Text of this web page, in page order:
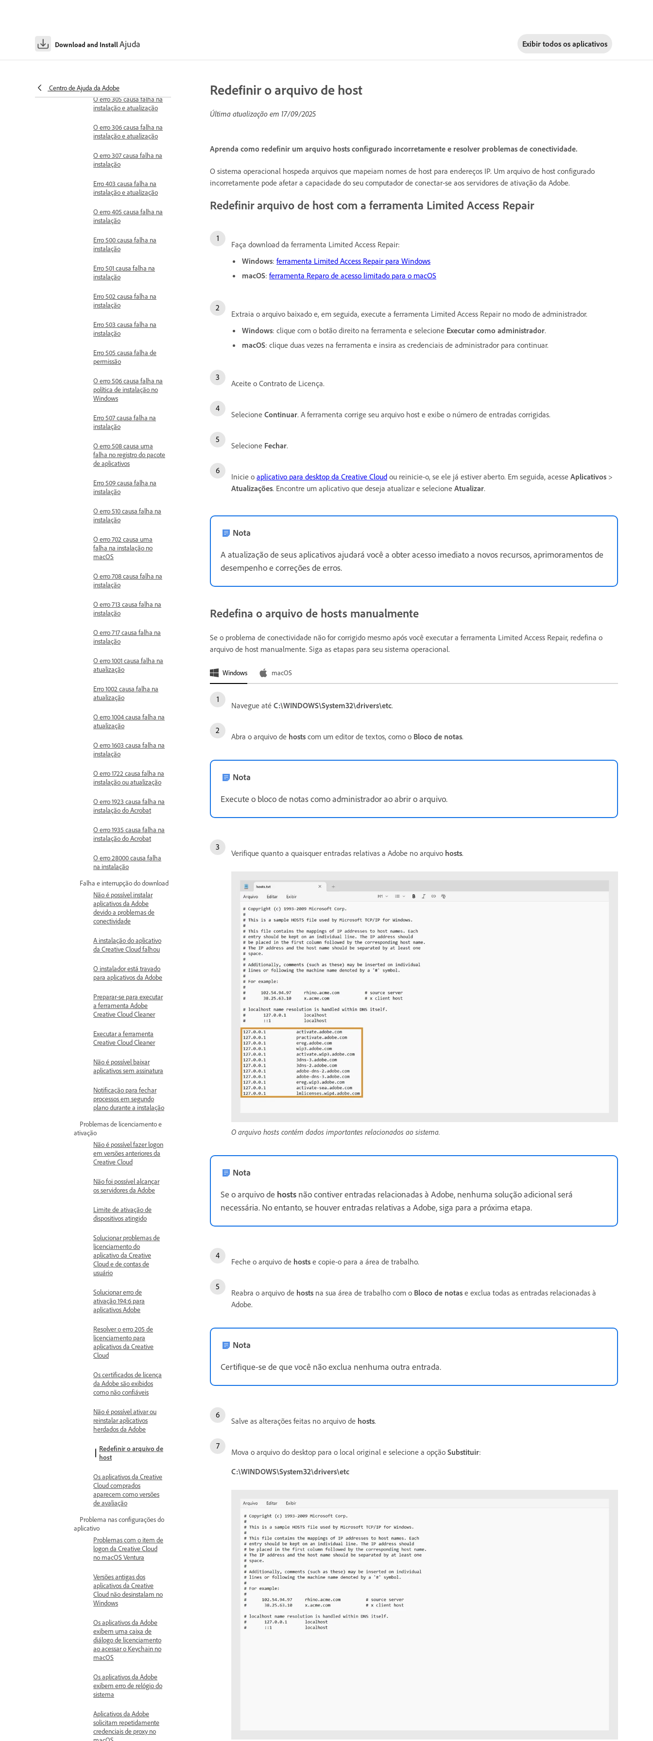
Download and InstallAjuda Exibir todos os aplicativos
Centro de Ajuda da Adobe
O erro 303 causa falha na
O erro 305 causa falha na
instalação e atualização
O erro 306 causa falha na
instalação e atualização
O erro 307 causa falha na
instalação
Erro 403 causa falha na
instalação e atualização
O erro 405 causa falha na
instalação
Erro 500 causa falha na
instalação
Erro 501 causa falha na
instalação
Erro 502 causa falha na
instalação
Erro 503 causa falha na
instalação
Erro 505 causa falha de
permissão
O erro 506 causa falha na
política de instalação no
Windows
Erro 507 causa falha na
instalação
O erro 508 causa uma
falha no registro do pacote
de aplicativos
Erro 509 causa falha na
instalação
O erro 510 causa falha na
instalação
O erro 702 causa uma
falha na instalação no
macOS
O erro 708 causa falha na
instalação
O erro 713 causa falha na
instalação
O erro 717 causa falha na
instalação
O erro 1001 causa falha na
atualização
Erro 1002 causa falha na
atualização
O erro 1004 causa falha na
atualização
O erro 1603 causa falha na
instalação
O erro 1722 causa falha na
instalação ou atualização
O erro 1923 causa falha na
instalação do Acrobat
O erro 1935 causa falha na
instalação do Acrobat
O erro 28000 causa falha
na instalação
Falha e interrupção do download
Não é possível instalar
aplicativos da Adobe
devido a problemas de
conectividade
A instalação do aplicativo
da Creative Cloud falhou
O instalador está travado
para aplicativos da Adobe
Preparar-se para executar
a ferramenta Adobe
Creative Cloud Cleaner
Executar a ferramenta
Creative Cloud Cleaner
Não é possível baixar
aplicativos sem assinatura
Notificação para fechar
processos em segundo
plano durante a instalação
Problemas de licenciamento e
ativação
Não é possível fazer logon
em versões anteriores da
Creative Cloud
Não foi possível alcançar
os servidores da Adobe
Limite de ativação de
dispositivos atingido
Solucionar problemas de
licenciamento do
aplicativo da Creative
Cloud e de contas de
usuário
Solucionar erro de
ativação 194:6 para
aplicativos Adobe
Resolver o erro 205 de
licenciamento para
aplicativos da Creative
Cloud
Os certificados de licença
da Adobe são exibidos
como não confiáveis
Não é possível ativar ou
reinstalar aplicativos
herdados da Adobe
Redefinir o arquivo de
host
Os aplicativos da Creative
Cloud comprados
aparecem como versões
de avaliação
Problema nas configurações do
aplicativo
Problemas com o item de
logon da Creative Cloud
no macOS Ventura
Versões antigas dos
aplicativos da Creative
Cloud não desinstalam no
Windows
Os aplicativos da Adobe
exibem uma caixa de
diálogo de licenciamento
ao acessar o Keychain no
macOS
Os aplicativos da Adobe
exibem erro de relógio do
sistema
Aplicativos da Adobe
solicitam repetidamente
credenciais de proxy no
Redefinir o arquivo de host
Última atualização em 17/09/2025
Aprenda como redefinir um arquivo hosts configurado incorretamente e resolver problemas de conectividade.
O sistema operacional hospeda arquivos que mapeiam nomes de host para endereços IP. Um arquivo de host configurado
incorretamente pode afetar a capacidade do seu computador de conectar-se aos servidores de ativação da Adobe.
Redefinir arquivo de host com a ferramenta Limited Access Repair
Faça download da ferramenta Limited Access Repair:
Windows: ferramenta Limited Access Repair para Windows
macOS: ferramenta Reparo de acesso limitado para o macOS
Extraia o arquivo baixado e, em seguida, execute a ferramenta Limited Access Repair no modo de administrador.
Windows: clique com o botão direito na ferramenta e selecione Executar como administrador.
macOS: clique duas vezes na ferramenta e insira as credenciais de administrador para continuar.
Aceite o Contrato de Licença.
Selecione Continuar. A ferramenta corrige seu arquivo host e exibe o número de entradas corrigidas.
Selecione Fechar.
Inicie o aplicativo para desktop da Creative Cloud ou reinicie-o, se ele já estiver aberto. Em seguida, acesse Aplicativos >
Atualizações. Encontre um aplicativo que deseja atualizar e selecione Atualizar.
Nota
A atualização de seus aplicativos ajudará você a obter acesso imediato a novos recursos, aprimoramentos de
desempenho e correções de erros.
Redefina o arquivo de hosts manualmente
Se o problema de conectividade não for corrigido mesmo após você executar a ferramenta Limited Access Repair, redefina o
arquivo de host manualmente. Siga as etapas para seu sistema operacional.
Windows macOS
Navegue até C:\WINDOWS\System32\drivers\etc.
Abra o arquivo de hosts com um editor de textos, como o Bloco de notas.
Nota
Execute o bloco de notas como administrador ao abrir o arquivo.
Verifique quanto a quaisquer entradas relativas a Adobe no arquivo hosts.
O arquivo hosts contém dados importantes relacionados ao sistema.
Nota
Se o arquivo de hosts não contiver entradas relacionadas à Adobe, nenhuma solução adicional será
necessária. No entanto, se houver entradas relativas a Adobe, siga para a próxima etapa.
Feche o arquivo de hosts e copie-o para a área de trabalho.
Reabra o arquivo de hosts na sua área de trabalho com o Bloco de notas e exclua todas as entradas relacionadas à
Adobe.
Nota
Certifique-se de que você não exclua nenhuma outra entrada.
Salve as alterações feitas no arquivo de hosts.
Mova o arquivo do desktop para o local original e selecione a opção Substituir:
C:\WINDOWS\System32\drivers\etc